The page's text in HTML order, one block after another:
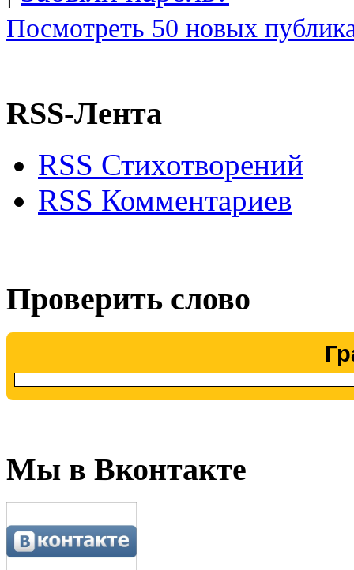
Посмотреть 50 новых
RSS-Лента
RSS Стихотворений
RSS Комментариев
Проверить слово
Мы в Вконтакте